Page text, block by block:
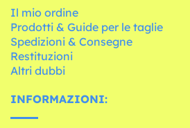
Il mio ordine
Prodotti & Guide per le taglie
Spedizioni & Consegne
Restituzioni
Altri dubbi
INFORMAZIONI: